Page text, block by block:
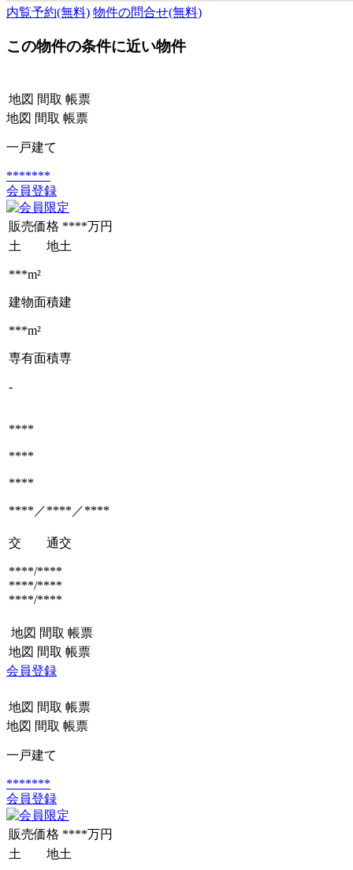
内覧予約(無料) 物件の問合せ(無料)
この物件の条件に近い物件
地図 間取 帳票
地図 間取 帳票
一戸建て
*******
会員登録
販売価格 ****万円
土 地土
***m²
建物面積建
***m²
専有面積専
-
****
****
****
****／****／****
交 通交
****/****
****/****
****/****
地図 間取 帳票
地図 間取 帳票
会員登録
地図 間取 帳票
地図 間取 帳票
一戸建て
*******
会員登録
販売価格 ****万円
土 地土